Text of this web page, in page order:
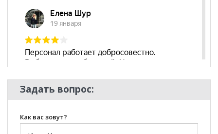
Задать вопрос:
Как вас зовут?